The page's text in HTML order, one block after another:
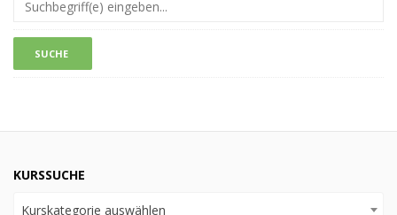
KURSSUCHE
Kurskategorie auswählen